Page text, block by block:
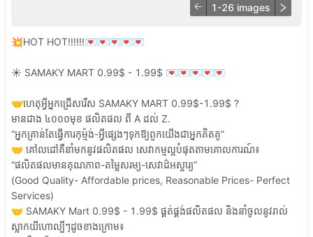
1-26images
💥HOT HOT!!!!!!💌💌💌💌💌
☀️ SAMAKY MART 0.99$ - 1.99$ 💌💌💌💌💌
🤝ហេតុអ្វីអ្នកជ្រើសរើស SAMAKY MART 0.99$-1.99$ ?
មានជាង ៤០០០មុខ ផលិតផល ពី A ដល់ Z.
“អ្នកគ្រាន់តែធ្វើការកុម៉្មង់-អ្វីផ្សេងៗទុកឱ្យពួកយើងជាអ្នកគិតគូ”
🤝 គៅលដៅគឺនាំមកនូវផលិតផល សេវាកម្មល្អបំផុតតាមគោលការណ៍៖
“ផលិតផលមានគុណភាព-តម្លៃសរម្យ-សេវាដ៌អស្ចារ្យ”
(Good Quality- Affordable prices, Reasonable Prices- Perfect
Services)
🤝 SAMAKY Mart 0.99$ - 1.99$ ផ្គត់ផ្គង់ផលិតផល និងនាំចូលនូវរាល់
ស្លាកយីហោល្បីៗដូចខាងក្រោម៖